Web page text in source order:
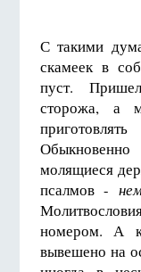
С такими
скамеек в
пуст.
сторожа, а
молящиеся
псалмов -
номером. А
вывешено на